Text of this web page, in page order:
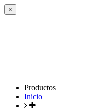
×
Productos
Inicio